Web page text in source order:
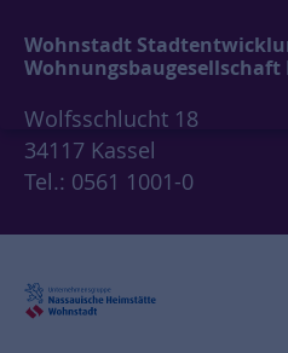
Wohnstadt
Wohnungsbaugesellschaft
Wolfsschlucht 18
34117 Kassel
Tel.: 0561 1001-0